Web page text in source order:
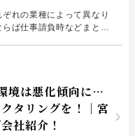
れの業種によって異なり
ば仕事請負時などまとま
ば迅速な資金調達が可
境は悪化傾向に…
タリングを！｜宮
社紹介！